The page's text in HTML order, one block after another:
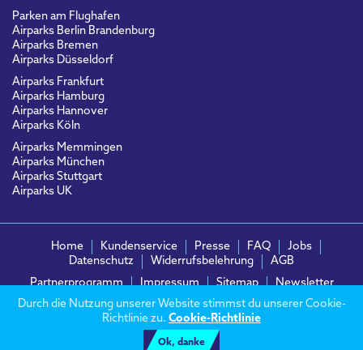
Parken am Flughafen
Airparks Berlin Brandenburg
Airparks Bremen
Airparks Düsseldorf
Airparks Frankfurt
Airparks Hamburg
Airparks Hannover
Airparks Köln
Airparks Memmingen
Airparks München
Airparks Stuttgart
Airparks UK
Home Kundenservice Presse FAQ
Jobs
Datenschutz
Widerrufsbelehrung
AGB
Partnerprogramm
Impressum Sitemap
Newsletter
© Airparks.de 2026
Durch die Nutzung unserer Website stimmst du unserer Cookie-
Richtlinie zu. Cookie-Richtlinie
Ok, danke